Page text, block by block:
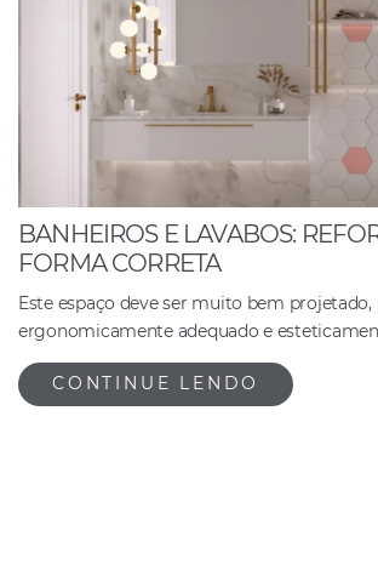
BANHEIROS E LAVABOS:
FORMA CORRETA
Este espaço deve ser muito bem projetado,
ergonomicamente adequado e
CONTINUE LENDO